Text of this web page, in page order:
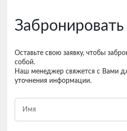
Забронировать
Оставьте свою заявку, чтобы
собой.
Наш менеджер свяжется с Вами
уточнения информации.